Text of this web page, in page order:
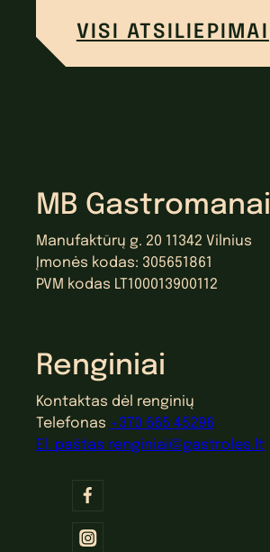
VISI ATSILIEPIMAI
MB Gastromanai
Manufaktūrų g. 20 11342 Vilnius
Įmonės kodas: 305651861
PVM kodas LT100013900112
Renginiai
Kontaktas dėl renginių
Telefonas +370 665 45296
El. paštas renginiai@gastroles.lt